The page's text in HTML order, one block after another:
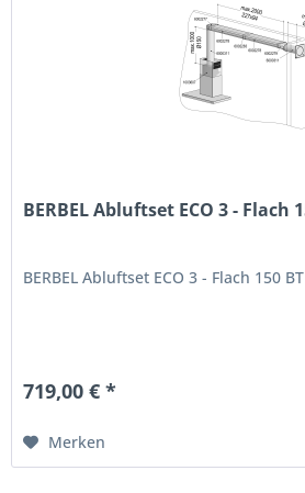
BERBEL Abluftset ECO 3 - Flach
BERBEL Abluftset ECO 3 - Flach 150
719,00 € *
Merken